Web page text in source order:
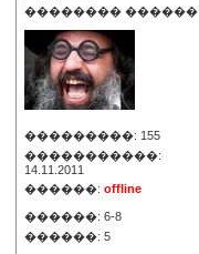
�������� ������
���������: 155
�����������:
14.11.2011
������: offline
������: 6-8
������: 5